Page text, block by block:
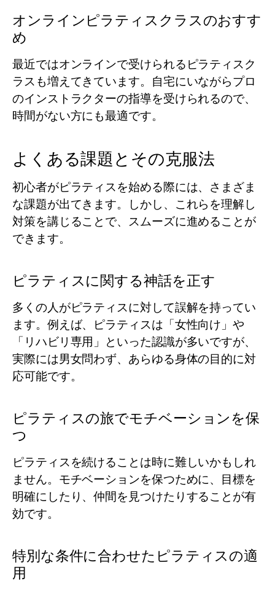
オンラインピラティスクラスのおすす
め
最近ではオンラインで受けられるピラティスク
ラスも増えてきています。自宅にいながらプロ
のインストラクターの指導を受けられるので、
時間がない方にも最適です。
よくある課題とその克服法
初心者がピラティスを始める際には、さまざま
な課題が出てきます。しかし、これらを理解し
対策を講じることで、スムーズに進めることが
できます。
ピラティスに関する神話を正す
多くの人がピラティスに対して誤解を持ってい
ます。例えば、ピラティスは「女性向け」や
「リハビリ専用」といった認識が多いですが、
実際には男女問わず、あらゆる身体の目的に対
応可能です。
ピラティスの旅でモチベーションを保
つ
ピラティスを続けることは時に難しいかもしれ
ません。モチベーションを保つために、目標を
明確にしたり、仲間を見つけたりすることが有
効です。
特別な条件に合わせたピラティスの適
用